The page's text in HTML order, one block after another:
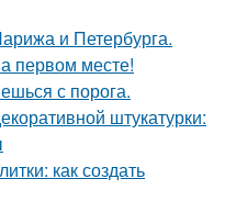
и Петербурга.
первом месте!
с порога.
штукатурки:
как создать